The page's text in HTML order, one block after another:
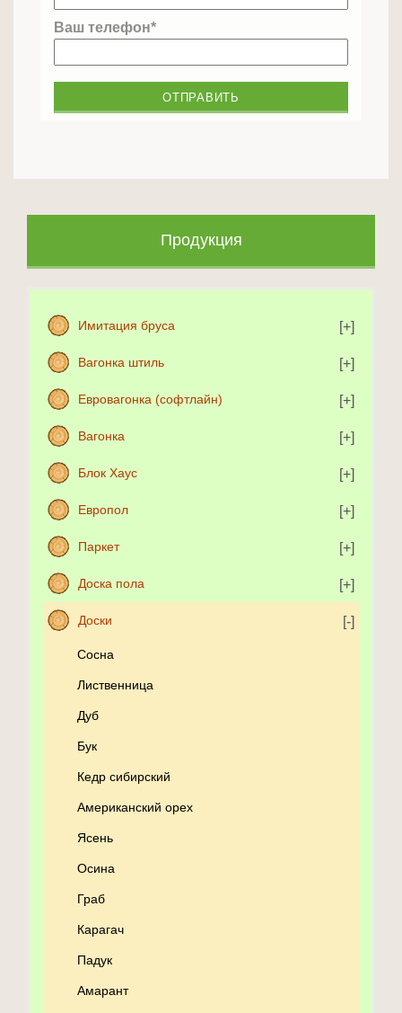
Продукция
Имитация бруса
Вагонка штиль
Евровагонка (софтлайн)
Вагонка
Блок Хаус
Европол
Паркет
Доска пола
Доски
Сосна
Лиственница
Дуб
Бук
Кедр сибирский
Американский орех
Ясень
Осина
Граб
Карагач
Падук
Амарант
Ваш телефон*